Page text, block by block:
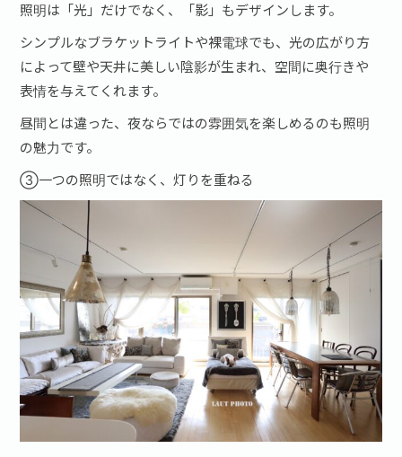
照明は「光」だけでなく、「影」もデザインします。
シンプルなブラケットライトや裸電球でも、光の広がり方
によって壁や天井に美しい陰影が生まれ、空間に奥行きや
表情を与えてくれます。
昼間とは違った、夜ならではの雰囲気を楽しめるのも照明
の魅力です。
③一つの照明ではなく、灯りを重ねる